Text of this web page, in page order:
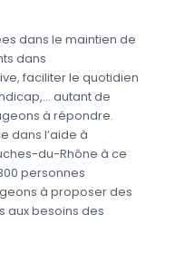
dans le maintien de
dans
faciliter le quotidien
autant de
à répondre.
dans l’aide à
du-Rhône à ce
personnes
à proposer des
aux besoins des